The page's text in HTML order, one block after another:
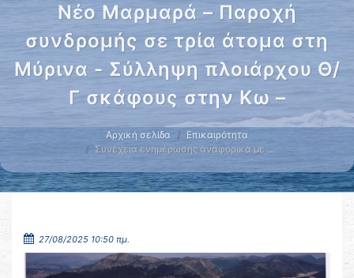
Νέο Μαρμαρά – Παροχή
συνδρομής σε τρία άτομα στη
Μύρινα - Σύλληψη πλοιάρχου Θ/
Γ σκάφους στην Κω –
Αρχική σελίδα
Επικαιρότητα
Συνέχεια ενημέρωσης αναφορικά με …
27/08/2025 10:50 πμ.